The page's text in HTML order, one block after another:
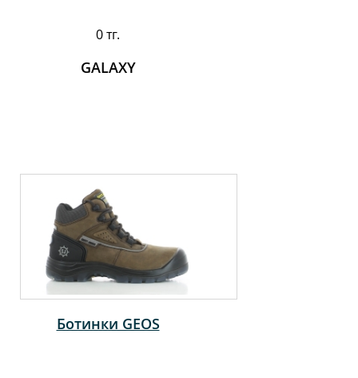
0 тг.
GALAXY
Ботинки GEOS